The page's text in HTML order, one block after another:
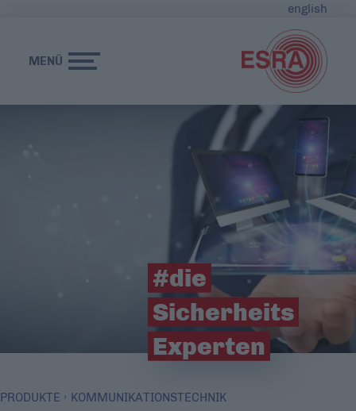
english
MENÜ
#die
Sicherheits
Experten
PRODUKTE KOMMUNIKATIONSTECHNIK